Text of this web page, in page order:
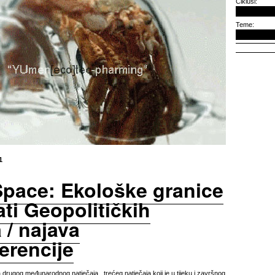
Ekološke granice
Geopolitičkih
najava
međunarodnog natječaja , trećeg natječaja koji je u tijeku i završnog
Teme: